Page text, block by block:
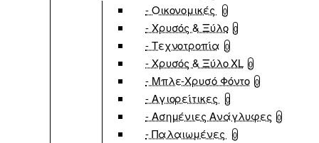
- Οικονομικές 0
- Χρυσός & Ξύλο 0
- Τεχνοτροπία 0
- Χρυσός & Ξύλο XL 0
- Μπλε-Χρυσό Φόντο 0
- Αγιορείτικες 0
- Ασημένιες Ανάγλυφες 0
- Παλαιωμένες 0